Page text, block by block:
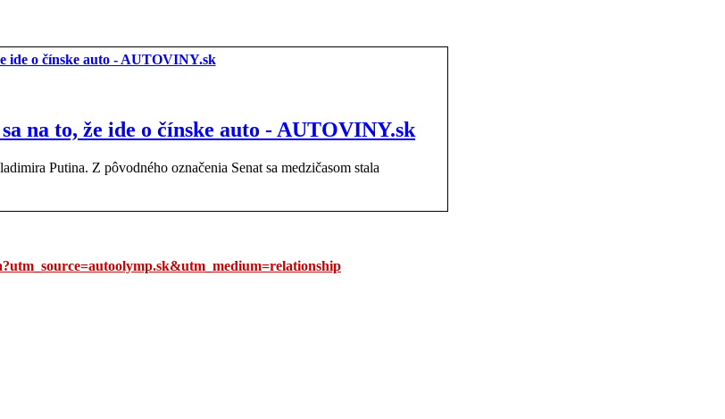
na to, že ide o čínske auto - AUTOVINY.sk
Putina. Z pôvodného označenia Senat sa medzičasom stala